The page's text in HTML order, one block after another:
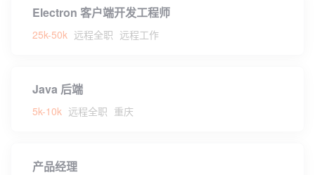
Electron 客户端开发工程师
25k-50k 远程全职 远程工作
Java 后端
5k-10k 远程全职 重庆
产品经理